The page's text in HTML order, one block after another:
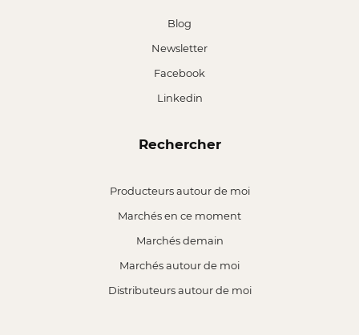
Blog
Newsletter
Facebook
Linkedin
Rechercher
Producteurs autour de moi
Marchés en ce moment
Marchés demain
Marchés autour de moi
Distributeurs autour de moi